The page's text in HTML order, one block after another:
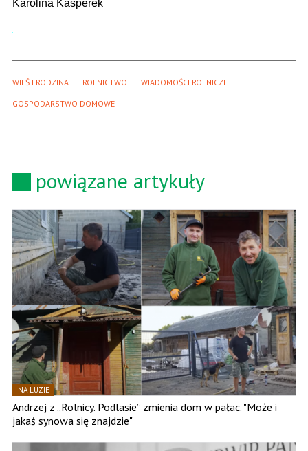
Karolina Kasperek
WIEŚ I RODZINA ROLNICTWO WIADOMOŚCI ROLNICZE
GOSPODARSTWO DOMOWE
powiązane artykuły
NA LUZIE
Andrzej z „Rolnicy. Podlasie” zmienia dom w pałac. "Może i
jakaś synowa się znajdzie"